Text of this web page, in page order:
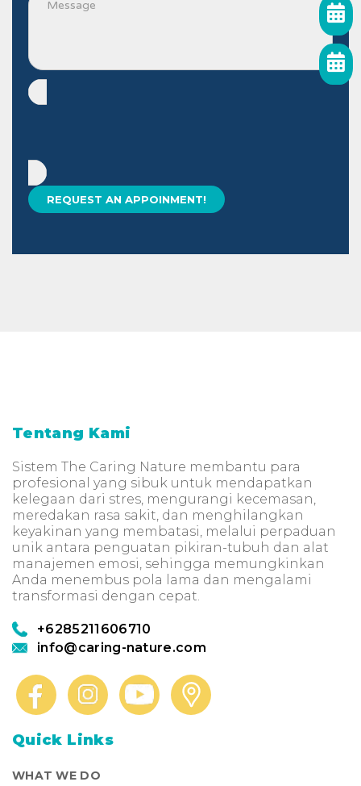
Tentang Kami
Sistem The Caring Nature membantu para
profesional yang sibuk untuk mendapatkan
kelegaan dari stres, mengurangi kecemasan,
meredakan rasa sakit, dan menghilangkan
keyakinan yang membatasi, melalui perpaduan
unik antara penguatan pikiran-tubuh dan alat
manajemen emosi, sehingga memungkinkan
Anda menembus pola lama dan mengalami
transformasi dengan cepat.
+6285211606710
info@caring-nature.com
Quick Links
WHAT WE DO